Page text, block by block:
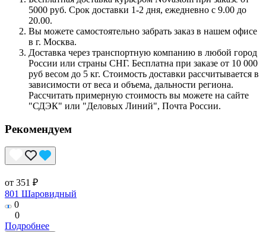
5000 руб. Срок доставки 1-2 дня, ежедневно с 9.00 до
20.00.
Вы можете самостоятельно забрать заказ в нашем офисе
в г. Москва.
Доставка через транспортную компанию в любой город
России или страны СНГ. Бесплатна при заказе от 10 000
руб весом до 5 кг. Стоимость доставки рассчитывается в
зависимости от веса и объема, дальности региона.
Рассчитать примерную стоимость вы можете на сайте
"СДЭК" или "Деловых Линий", Почта России.
Рекомендуем
от 351 ₽
801 Шаровидный
0
0
Подробнее